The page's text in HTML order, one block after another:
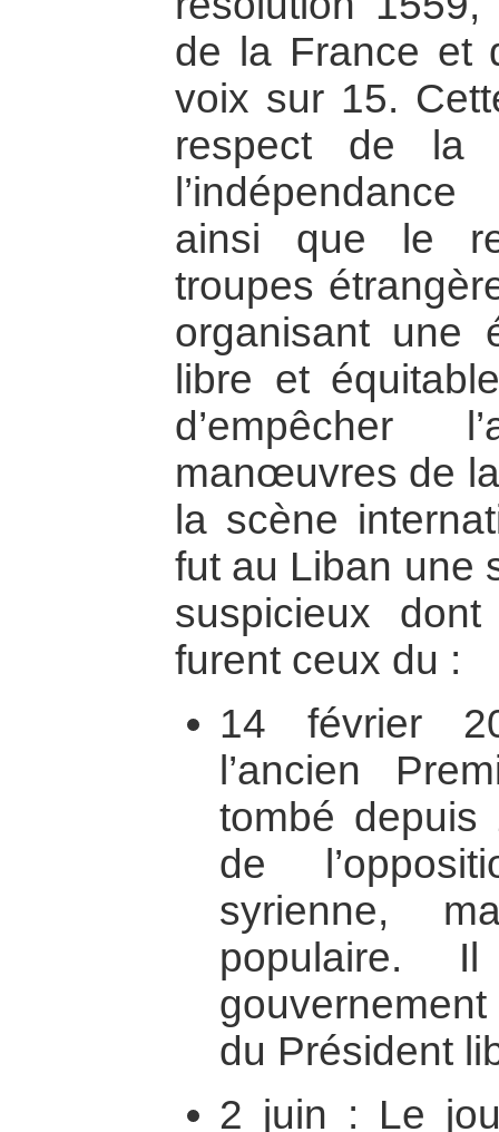
de la France et
voix sur 15.
respect de la
ainsi que le
troupes
organisant une
libre et
d’empêcher
manœuvres de
la scène
fut au Liban une
suspicieux
furent ceux du :
14 février
l’ancien
tombé
de
syrienne,
populaire.
du Président
2 juin : Le